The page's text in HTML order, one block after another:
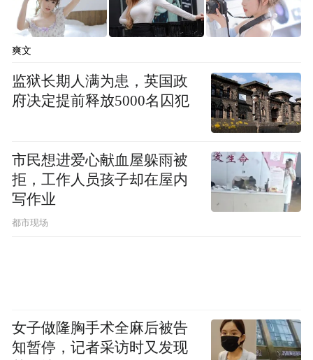
兼顾文脉与民生的焕新
记者留意到，国家规划强调“留改提并举”，
这也是济南城市更新最鲜明的实践特色。
行走在泉城街巷，很难看到大面积的拆迁工
地，取而代之的是街巷修缮、院落整治、业
态微调的细腻手笔，老建筑、老街区在保留
原有肌理的前提下，适配现代生活需求。
经门庭冷落的沿街铺面，如今陆续开出非遗
手作、民俗文创小店。傍晚时分，周边居民
爽文
监狱长期人满为患，英国政
府决定提前释放5000名囚犯
市民想进爱心献血屋躲雨被
拒，工作人员孩子却在屋内
写作业
都市现场
女子做隆胸手术全麻后被告
知暂停，记者采访时又发现